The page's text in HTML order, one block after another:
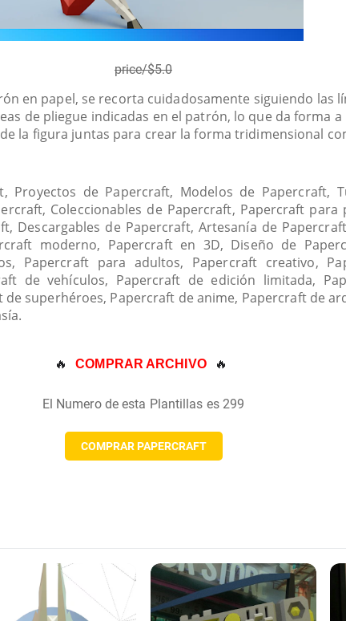
price/$5.0
en papel, se recorta cuidadosamente siguiendo las
de pliegue indicadas en el patrón, lo que da forma a
la figura juntas para crear la forma tridimensional
Proyectos de Papercraft, Modelos de Papercraft,
Coleccionables de Papercraft, Papercraft
Descargables de Papercraft, Artesanía de
moderno, Papercraft en 3D, Diseño de
Papercraft para adultos, Papercraft creativo,
de vehículos, Papercraft de edición limitada,
superhéroes, Papercraft de anime, Papercraft de
🔥 COMPRAR ARCHIVO 🔥
El Numero de esta Plantillas es 299
COMPRAR PAPERCRAFT